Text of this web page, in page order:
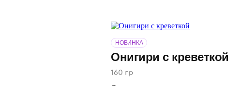
Онигири с креветкой
НОВИНКА
160 гр